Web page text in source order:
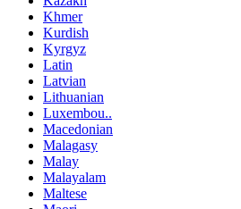
Khmer
Kurdish
Kyrgyz
Latin
Latvian
Lithuanian
Luxembou..
Macedonian
Malagasy
Malay
Malayalam
Maltese